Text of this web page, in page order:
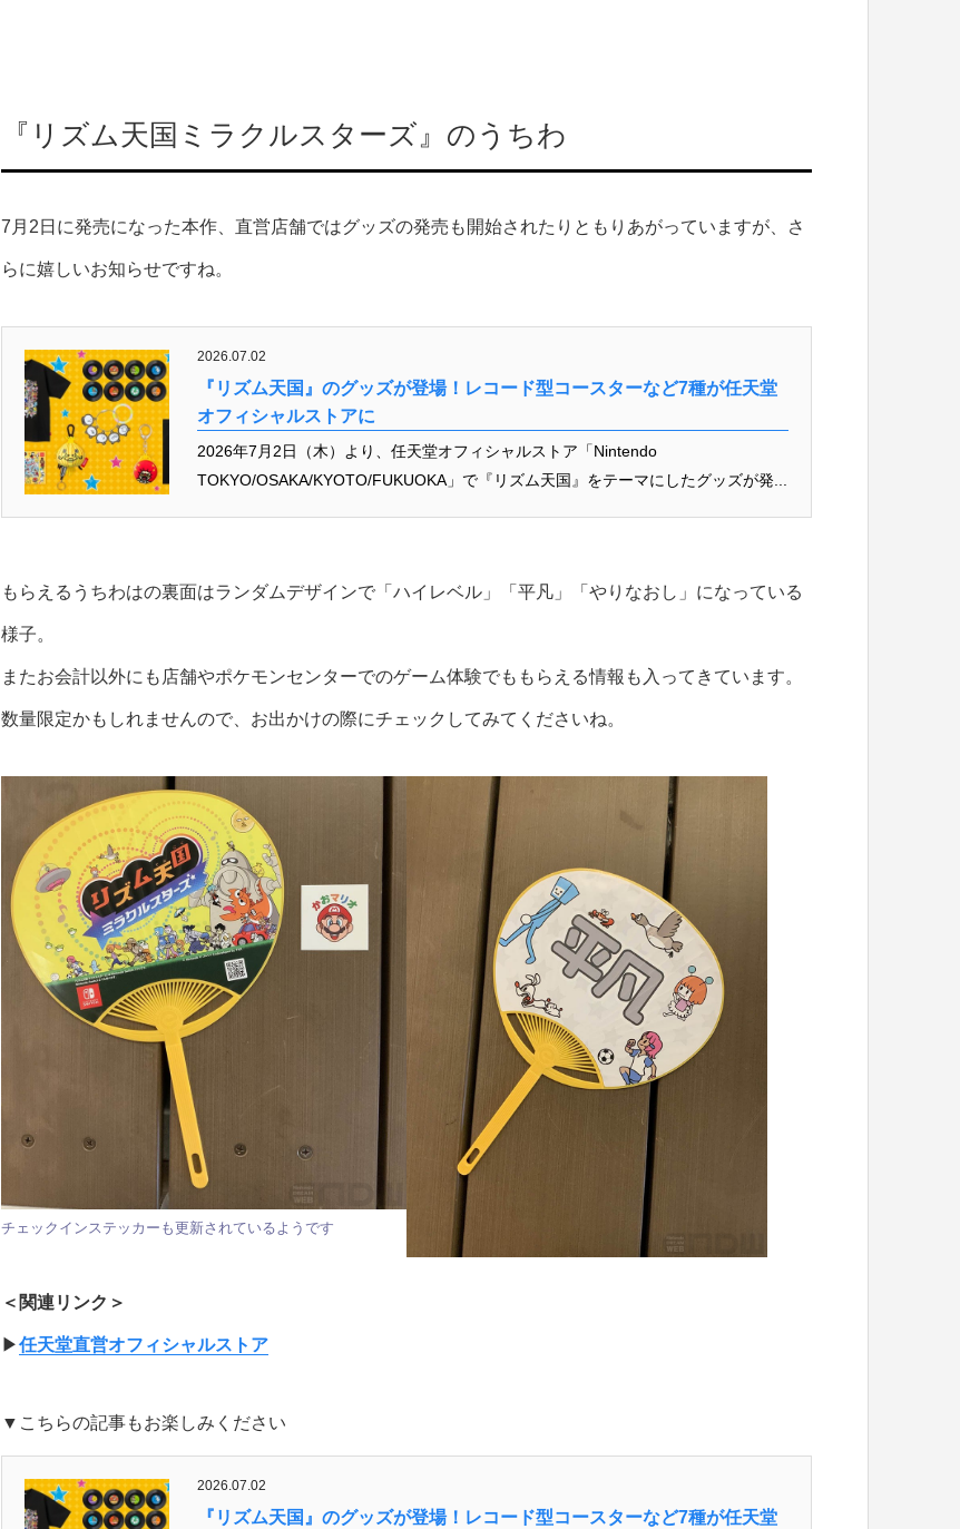
『リズム天国ミラクルスターズ』のうちわ
7月2日に発売になった本作、直営店舗ではグッズの発売も開始されたりともりあがっていますが、さ
らに嬉しいお知らせですね。
2026.07.02
『リズム天国』のグッズが登場！レコード型コースターなど7種が任天堂
オフィシャルストアに
2026年7月2日（木）より、任天堂オフィシャルストア「Nintendo
TOKYO/OSAKA/KYOTO/FUKUOKA」で『リズム天国』をテーマにしたグッズが発...
もらえるうちわはの裏面はランダムデザインで「ハイレベル」「平凡」「やりなおし」になっている
様子。
またお会計以外にも店舗やポケモンセンターでのゲーム体験でももらえる情報も入ってきています。
数量限定かもしれませんので、お出かけの際にチェックしてみてくださいね。
チェックインステッカーも更新されているようです
＜関連リンク＞
▶︎任天堂直営オフィシャルストア
▼こちらの記事もお楽しみください
2026.07.02
『リズム天国』のグッズが登場！レコード型コースターなど7種が任天堂